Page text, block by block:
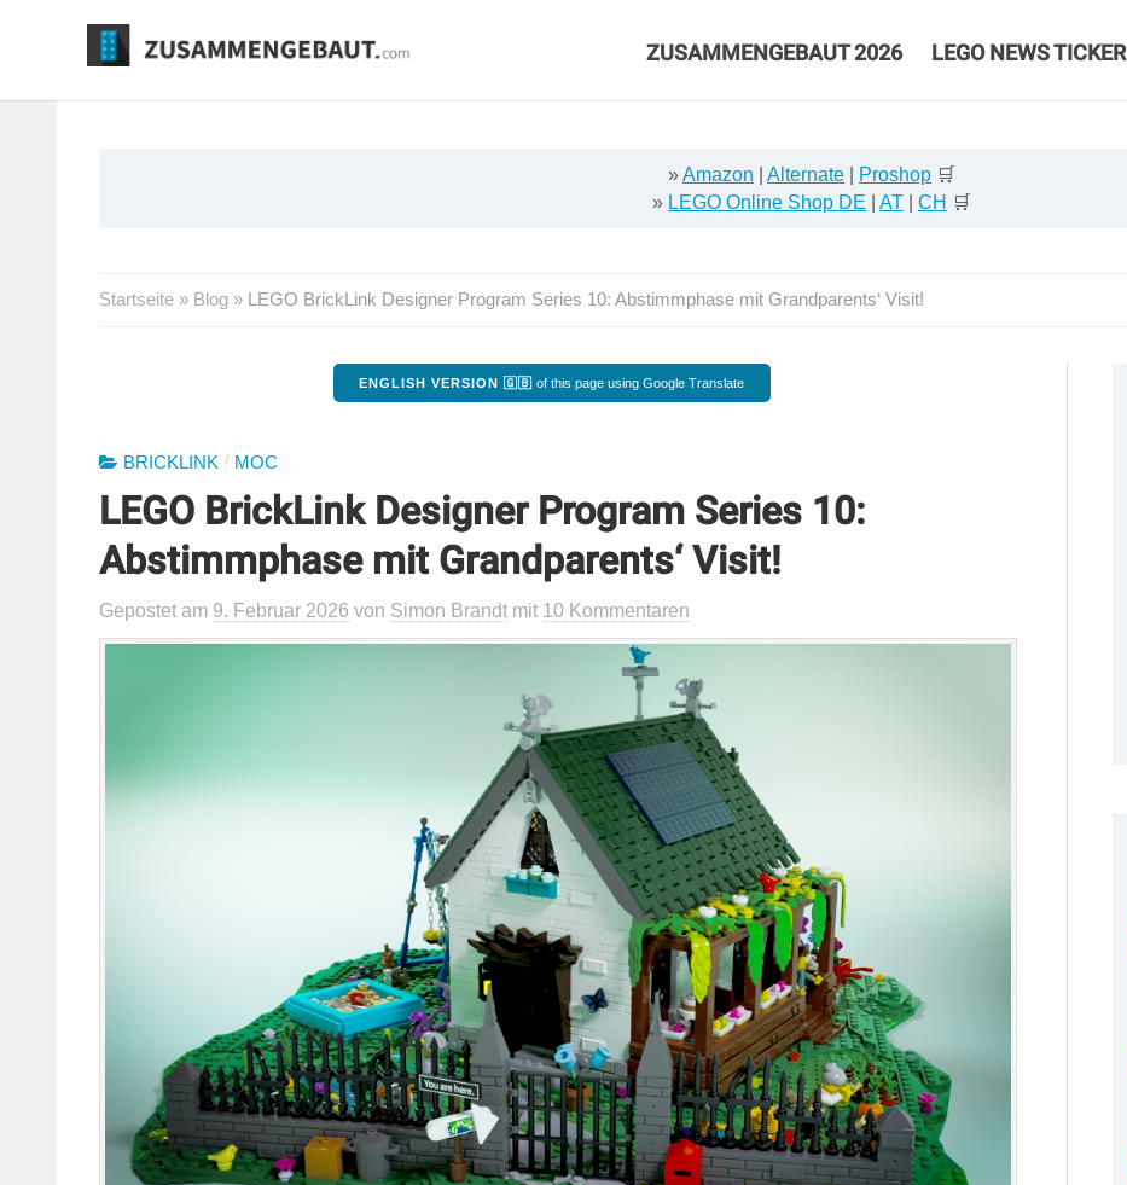
ZUSAMMENGEBAUT 2026 LEGO NEWS TICKER
»Amazon Alternate Proshop 🛒
» LEGO Online Shop DE AT CH 🛒
Startseite » Blog » LEGO BrickLink Designer Program Series 10: Abstimmphase mit Grandparents‘ Visit!
ENGLISH VERSION 🇬🇧 of this page using Google Translate
BRICKLINK / MOC
LEGO BrickLink Designer Program Series 10:
Abstimmphase mit Grandparents‘ Visit!
Gepostet am 9. Februar 2026 von Simon Brandt mit 10 Kommentaren